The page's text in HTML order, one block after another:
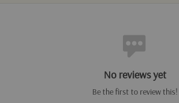
No reviews yet
Be the first to review this!